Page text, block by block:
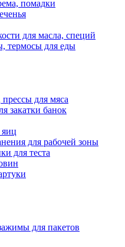
помадки
для масла, специй
термосы для еды
для мяса
закатки банок
для рабочей зоны
для теста
для пакетов